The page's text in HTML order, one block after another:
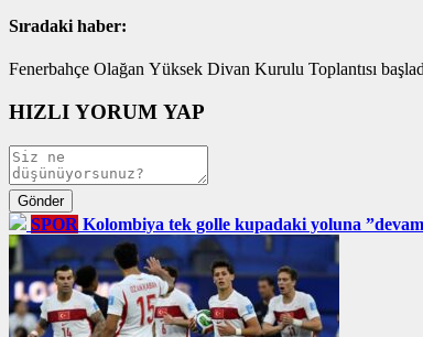
Sıradaki haber:
Fenerbahçe Olağan Yüksek Divan Kurulu Toplantısı
HIZLI YORUM YAP
SPOR Kolombiya tek golle kupadaki yoluna